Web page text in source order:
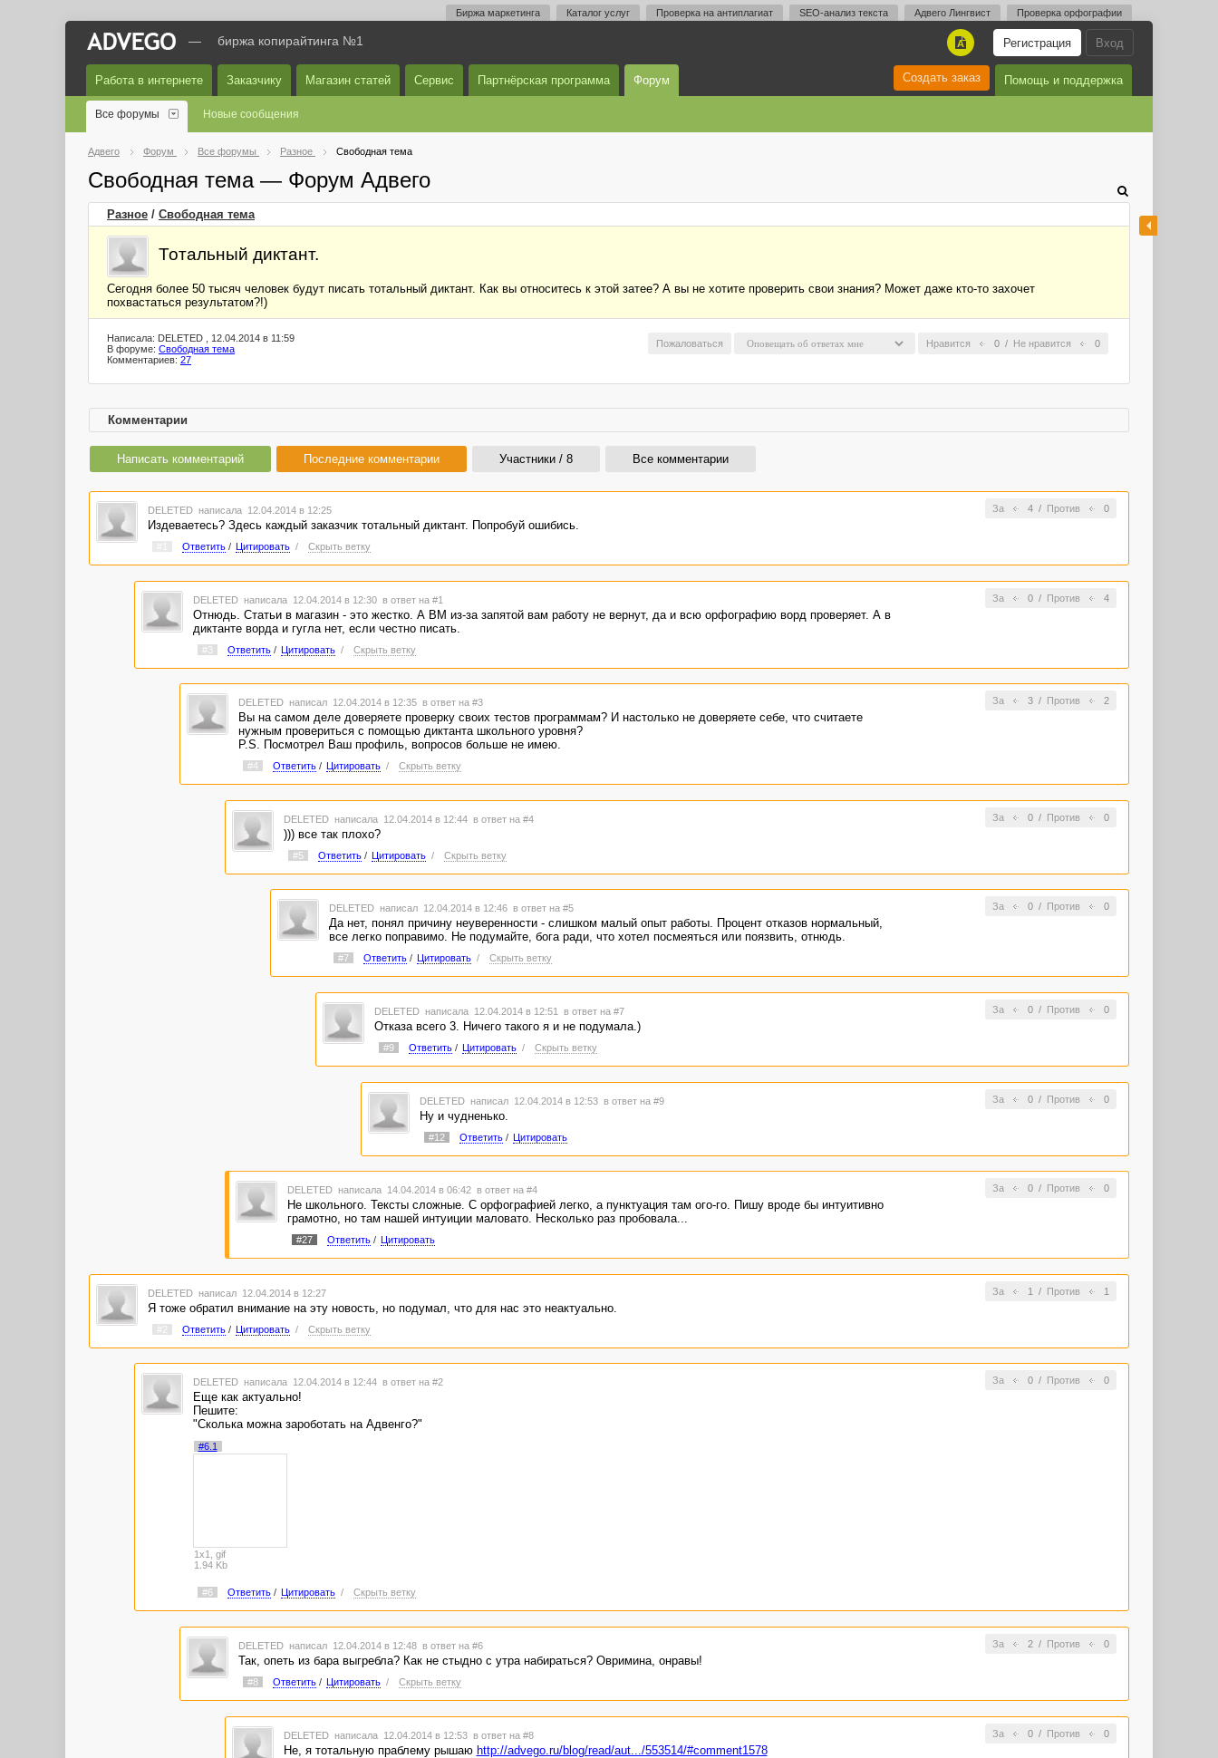
Биржа маркетинга Каталог услуг Проверка на антиплагиат SEO-анализ текста Адвего Лингвист Проверка орфографии
Вход
Регистрация
A
— биржа копирайтинга №1
Работа в интернете Заказчику Магазин статей Сервис Партнёрская программа Форум Помощь и поддержка
Создать заказ
Все форумы Новые сообщения
Адвего Форум Все форумы Разное Свободная тема
Свободная тема — Форум Адвего
Разное / Свободная тема
Тотальный диктант.
Сегодня более 50 тысяч человек будут писать тотальный диктант. Как вы относитесь к этой затее? А вы не хотите проверить свои знания? Может даже кто-то захочет
похвастаться результатом?!)
Нравится 0 / Не нравится 0
Пожаловаться
Написала: DELETED , 12.04.2014 в 11:59
В форуме: Свободная тема
Комментариев: 27
Комментарии
Написать комментарий Последние комментарии Участники / 8 Все комментарии
За 4/ Против 0
DELETED написала 12.04.2014 в 12:25
Издеваетесь? Здесь каждый заказчик тотальный диктант. Попробуй ошибись.
Ответить/ Цитировать / Скрыть ветку
За 0/ Против 4
DELETED написала 12.04.2014 в 12:30 в ответ на #1
Отнюдь. Статьи в магазин - это жестко. А ВМ из-за запятой вам работу не вернут, да и всю орфографию ворд проверяет. А в
диктанте ворда и гугла нет, если честно писать.
#3 Ответить/ Цитировать / Скрыть ветку
За 3/ Против 2
DELETED написал 12.04.2014 в 12:35 в ответ на #3
Вы на самом деле доверяете проверку своих тестов программам? И настолько не доверяете себе, что считаете
нужным провериться с помощью диктанта школьного уровня?
P.S. Посмотрел Ваш профиль, вопросов больше не имею.
#4 Ответить/ Цитировать / Скрыть ветку
За 0/ Против 0
DELETED написала 12.04.2014 в 12:44 в ответ на #4
))) все так плохо?
#5 Ответить/ Цитировать / Скрыть ветку
За 0/ Против 0
DELETED написал 12.04.2014 в 12:46 в ответ на #5
Да нет, понял причину неуверенности - слишком малый опыт работы. Процент отказов нормальный,
все легко поправимо. Не подумайте, бога ради, что хотел посмеяться или поязвить, отнюдь.
#7 Ответить/ Цитировать / Скрыть ветку
За 0/ Против 0
DELETED написала 12.04.2014 в 12:51 в ответ на #7
Отказа всего 3. Ничего такого я и не подумала.)
#9 Ответить/ Цитировать / Скрыть ветку
За 0/ Против 0
DELETED написал 12.04.2014 в 12:53 в ответ на #9
Ну и чудненько.
#12 Ответить/ Цитировать
За 0/ Против 0
DELETED написала 14.04.2014 в 06:42 в ответ на #4
Не школьного. Тексты сложные. С орфографией легко, а пунктуация там ого-го. Пишу вроде бы интуитивно
грамотно, но там нашей интуиции маловато. Несколько раз пробовала...
#27 Ответить/ Цитировать
За 1 / Против 1
DELETED написал 12.04.2014 в 12:27
Я тоже обратил внимание на эту новость, но подумал, что для нас это неактуально.
#2 Ответить/ Цитировать / Скрыть ветку
За 0/ Против 0
DELETED написала 12.04.2014 в 12:44 в ответ на #2
Еще как актуально!
Пешите:
"Сколька можна зароботать на Адвенго?"
#6.1
1x1, gif
1.94 Kb
#6 Ответить/ Цитировать / Скрыть ветку
За 2/ Против 0
DELETED написал 12.04.2014 в 12:48 в ответ на #6
Так, опеть из бара выгребла? Как не стыдно с утра набираться? Овримина, онравы!
#8 Ответить/ Цитировать / Скрыть ветку
За 0/ Против 0
DELETED написала 12.04.2014 в 12:53 в ответ на #8
Не, я тотальную праблему рышаю http://advego.ru/blog/read/aut.../553514/#comment1578